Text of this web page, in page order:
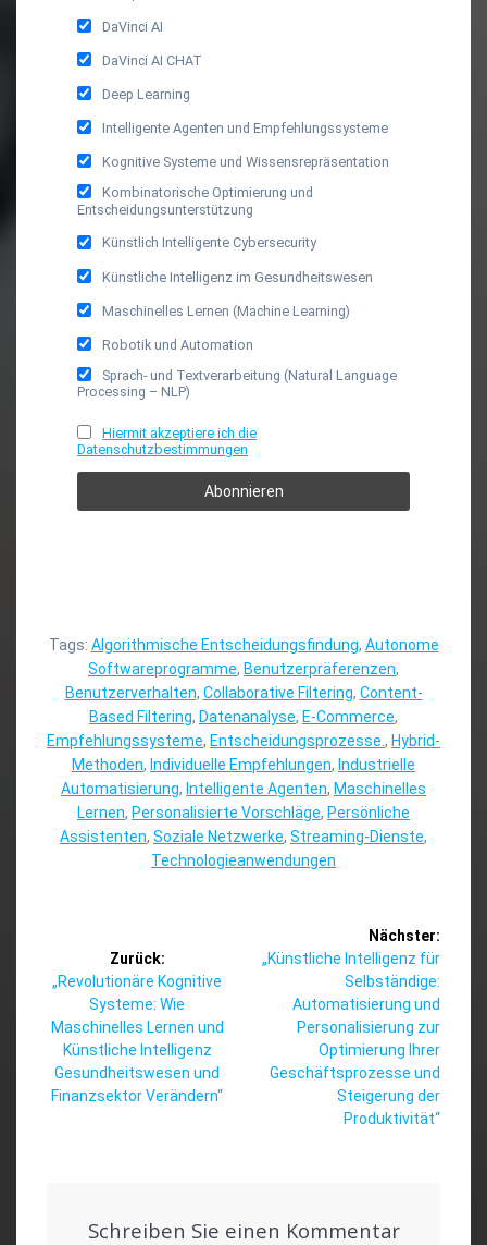
DaVinci AI
DaVinci AI CHAT
Deep Learning
Intelligente Agenten und Empfehlungssysteme
Kognitive Systeme und Wissensrepräsentation
Kombinatorische Optimierung und
Entscheidungsunterstützung
Künstlich Intelligente Cybersecurity
Künstliche Intelligenz im Gesundheitswesen
Maschinelles Lernen (Machine Learning)
Robotik und Automation
Sprach- und Textverarbeitung (Natural Language
Processing – NLP)
Hiermit akzeptiere ich die
Datenschutzbestimmungen
Tags: Algorithmische Entscheidungsfindung, Autonome
Softwareprogramme, Benutzerpräferenzen,
Benutzerverhalten, Collaborative Filtering, Content-
Based Filtering, Datenanalyse, E-Commerce,
Empfehlungssysteme, Entscheidungsprozesse. , Hybrid-
Methoden, Individuelle Empfehlungen, Industrielle
Automatisierung, Intelligente Agenten, Maschinelles
Lernen, Personalisierte Vorschläge, Persönliche
Assistenten, Soziale Netzwerke, Streaming-Dienste,
Technologieanwendungen
Zurück:
Vorheriger
Beitrag:
„Revolutionäre Kognitive
Systeme: Wie
Maschinelles Lernen und
Künstliche Intelligenz
Gesundheitswesen und
Finanzsektor Verändern“
Nächster:
Nächster
„Künstliche Intelligenz für
Selbständige:
Automatisierung und
Personalisierung zur
Optimierung Ihrer
Geschäftsprozesse und
Steigerung der
Produktivität“
Schreiben Sie einen Kommentar